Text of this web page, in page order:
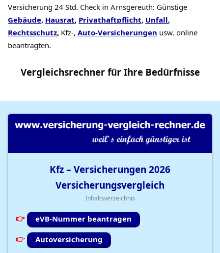
Versicherung 24 Std. Check in Arnsgereuth: Günstige
Gebäude, Hausrat, Privathaftpflicht, Unfall,
Rechtsschutz, Kfz-, Auto-Versicherungen usw. online
beantragten.
Vergleichsrechnerfür Ihre Bedürfnisse
Kfz – Versicherungen 2026
Versicherungsvergleich
Inhaltsverzeichnis
eVB-Nummer beantragen
Autoversicherung